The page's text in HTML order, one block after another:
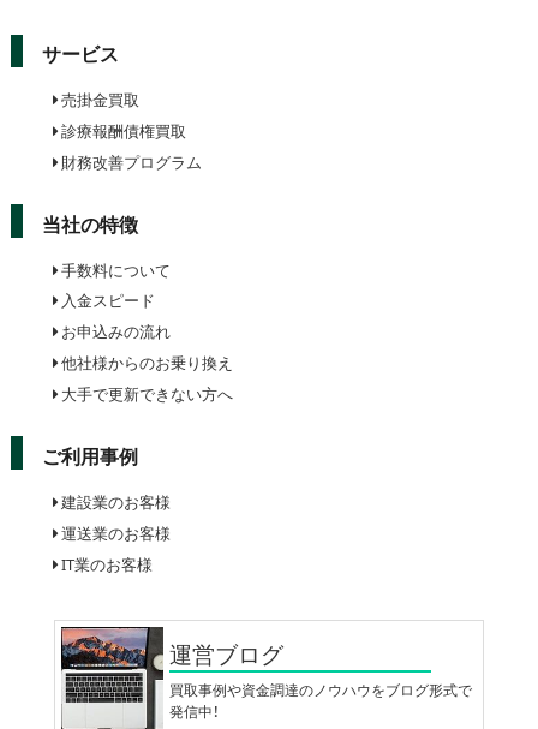
サービス
売掛金買取
診療報酬債権買取
財務改善プログラム
当社の特徴
手数料について
入金スピード
お申込みの流れ
他社様からのお乗り換え
大手で更新できない方へ
ご利用事例
建設業のお客様
運送業のお客様
IT業のお客様
運営ブログ
買取事例や資金調達のノウハウをブログ形式で
発信中！